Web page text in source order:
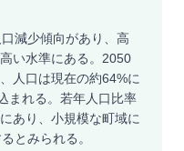
減少傾向があり、高
い水準にある。2050
人口は現在の約64%に
まれる。若年人口比率
あり、小規模な町域に
とみられる。